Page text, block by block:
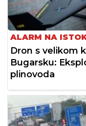
ALARM NA
Dron s velikom
Bugarsku:
plinovoda